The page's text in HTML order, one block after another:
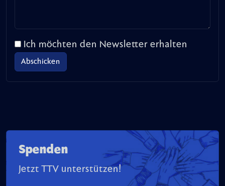
Ich möchten den Newsletter erhalten
Spenden
Jetzt TTV unterstützen!